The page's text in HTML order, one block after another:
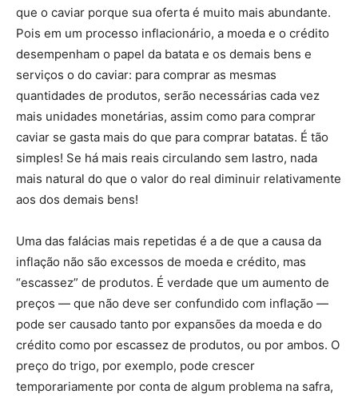
que o caviar porque sua oferta é muito mais abundante.
Pois em um processo inflacionário, a moeda e o crédito
desempenham o papel da batata e os demais bens e
serviços o do caviar: para comprar as mesmas
quantidades de produtos, serão necessárias cada vez
mais unidades monetárias, assim como para comprar
caviar se gasta mais do que para comprar batatas. É tão
simples! Se há mais reais circulando sem lastro, nada
mais natural do que o valor do real diminuir relativamente
aos dos demais bens!
Uma das falácias mais repetidas é a de que a causa da
inflação não são excessos de moeda e crédito, mas
“escassez” de produtos. É verdade que um aumento de
preços — que não deve ser confundido com inflação —
pode ser causado tanto por expansões da moeda e do
crédito como por escassez de produtos, ou por ambos. O
preço do trigo, por exemplo, pode crescer
temporariamente por conta de algum problema na safra,